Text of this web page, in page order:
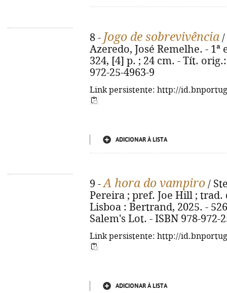
8 - Jogo de sobrevivência /
Azeredo, José Remelhe. -
324, [4] p. ; 24 cm. - Tít.
972-25-4963-9
Link persistente: http://
ADICIONAR À LISTA
9 -A hora do vampiro /
Pereira ; pref. Joe Hill ; trad.
Lisboa : Bertrand, 2025. -
Salem's Lot. - ISBN 978-972-
Link persistente: http://
ADICIONAR À LISTA